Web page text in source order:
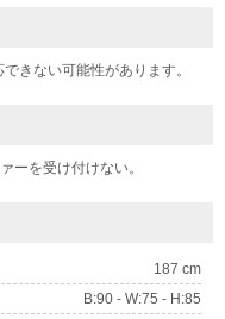
きない可能性があります。
ーを受け付けない。
187 cm
B:90 - W:75 - H:85